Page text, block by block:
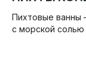
Пихтовые ванны
с морской солью